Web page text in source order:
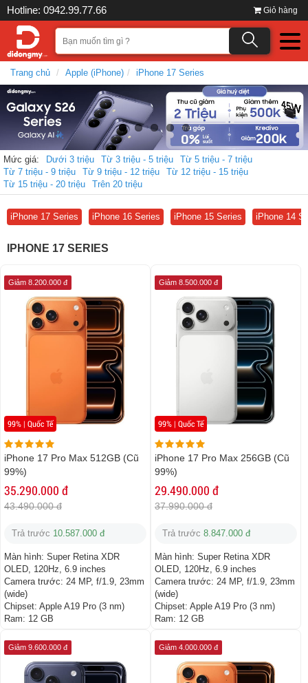
Hotline: 0942.99.77.66 Giỏ hàng
Trang chủ Apple (iPhone) iPhone 17 Series
Mức giá: Dưới 3 triệu Từ 3 triệu - 5 triệu
Từ 5 triệu - 7 triệu
Từ 7 triệu - 9 triệu
Từ 9 triệu - 12 triệu
Từ 12 triệu - 15 triệu
Từ 15 triệu - 20 triệu
Trên 20 triệu
iPhone 17 Series iPhone 16 Series iPhone 15 Series iPhone 14
IPHONE 17 SERIES
99% | Quốc Tế
Giảm 8.200.000 đ
iPhone 17 Pro Max 512GB (Cũ
99%)
35.290.000 đ
43.490.000 đ
Trả trước 10.587.000 đ
Màn hình: Super Retina XDR
OLED, 120Hz, 6.9 inches
Camera trước: 24 MP, f/1.9, 23mm
(wide)
Chipset: Apple A19 Pro (3 nm)
Ram: 12 GB
99% | Quốc Tế
Giảm 8.500.000 đ
iPhone 17 Pro Max 256GB (Cũ
99%)
29.490.000 đ
37.990.000 đ
Trả trước 8.847.000 đ
Màn hình: Super Retina XDR
OLED, 120Hz, 6.9 inches
Camera trước: 24 MP, f/1.9, 23mm
(wide)
Chipset: Apple A19 Pro (3 nm)
Ram: 12 GB
Giảm 9.600.000 đ Giảm 4.000.000 đ